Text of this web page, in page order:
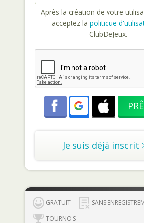
Après la création de votre
acceptez la politique
ClubDeJeux.
Je suis déjà inscrit
GRATUIT
SANS
TOURNOIS